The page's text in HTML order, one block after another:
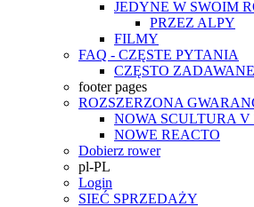
JEDYNE W SWOIM
PRZEZ ALPY
FILMY
FAQ - CZĘSTE PYTANIA
CZĘSTO
footer pages
ROZSZERZONA
NOWA SCULTURA
NOWE REACTO
Dobierz rower
pl-PL
Login
SIEĆ SPRZEDAŻY